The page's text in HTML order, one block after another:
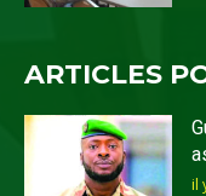
ARTICLES
il